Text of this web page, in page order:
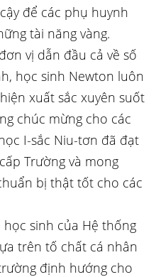
để các phụ huynh
tài năng vàng.
vị dẫn đầu cả về số
học sinh Newton luôn
xuất sắc xuyên suốt
chúc mừng cho các
I-sắc Niu-tơn đã đạt
Trường và mong
bị thật tốt cho các
sinh của Hệ thống
trên tố chất cá nhân
định hướng cho